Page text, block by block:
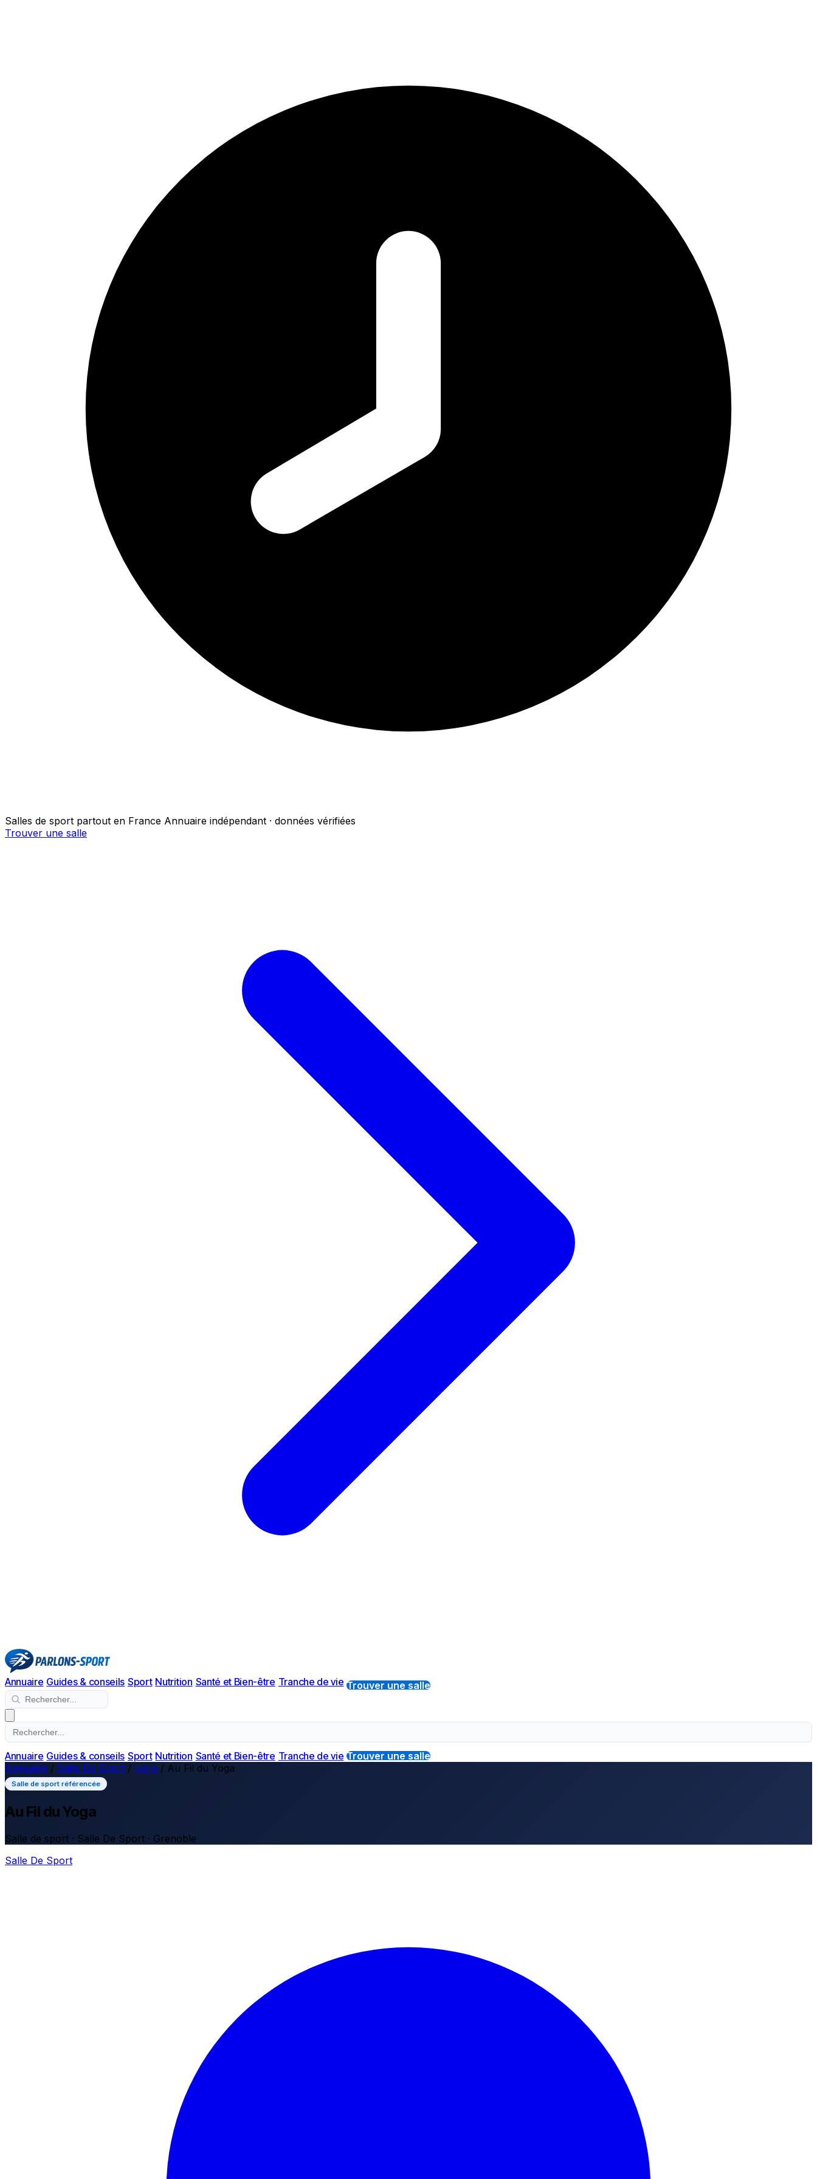
Salles de sport partout en France Annuaire indépendant · données vérifiées
Trouver une salle
Annuaire Guides & conseils Sport Nutrition Santé et Bien-être Tranche de vie Trouver une salle
Annuaire Guides & conseils Sport Nutrition Santé et Bien-être Tranche de vie Trouver une salle
Annuaire / Salle De Sport / Isère / Au Fil du Yoga
Salle de sport référencée
Au Fil du Yoga
Salle de sport · Salle De Sport · Grenoble
Salle De Sport